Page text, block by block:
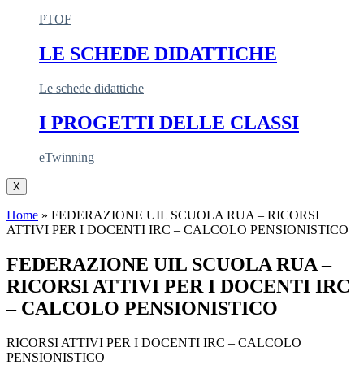
PTOF
LE SCHEDE DIDATTICHE
Le schede didattiche
I PROGETTI DELLE CLASSI
eTwinning
X
Home » FEDERAZIONE UIL SCUOLA RUA – RICORSI
ATTIVI PER I DOCENTI IRC – CALCOLO PENSIONISTICO
FEDERAZIONE UIL SCUOLA RUA –
RICORSI ATTIVI PER I DOCENTI IRC
– CALCOLO PENSIONISTICO
RICORSI ATTIVI PER I DOCENTI IRC – CALCOLO
PENSIONISTICO